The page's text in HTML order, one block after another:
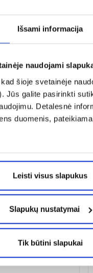
Išsami informacija
naudojami
šioje svetainėje
Jūs galite pasirinkti
Detalesnė
duomenis, pateikiama
Leisti visus slapukus
Slapukų nustatymai
Tik būtini slapukai